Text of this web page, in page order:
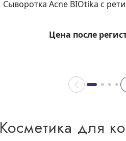
Сыворотка Acne BIOtika с
Цена после
Косметика для